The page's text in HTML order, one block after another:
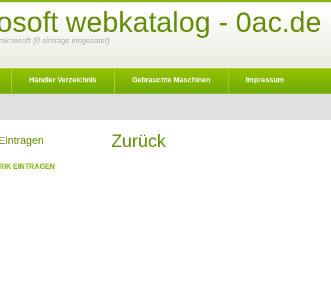
webkatalog - 0ac.de
(0 einträge insgesamt)
Händler Verzeichnis Gebrauchte Maschinen Impressum
Zurück
EINTRAGEN